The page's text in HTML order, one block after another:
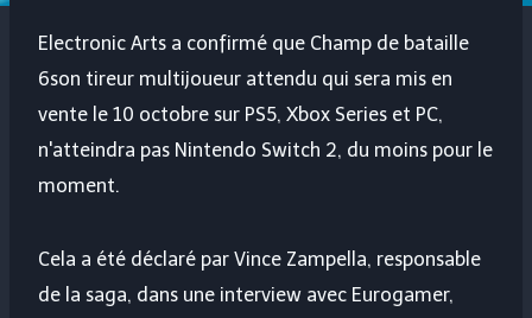
Electronic Arts a confirmé que Champ de bataille
6son tireur multijoueur attendu qui sera mis en
vente le 10 octobre sur PS5, Xbox Series et PC,
n'atteindra pas Nintendo Switch 2, du moins pour le
moment.
Cela a été déclaré par Vince Zampella, responsable
de la saga, dans une interview avec Eurogamer,